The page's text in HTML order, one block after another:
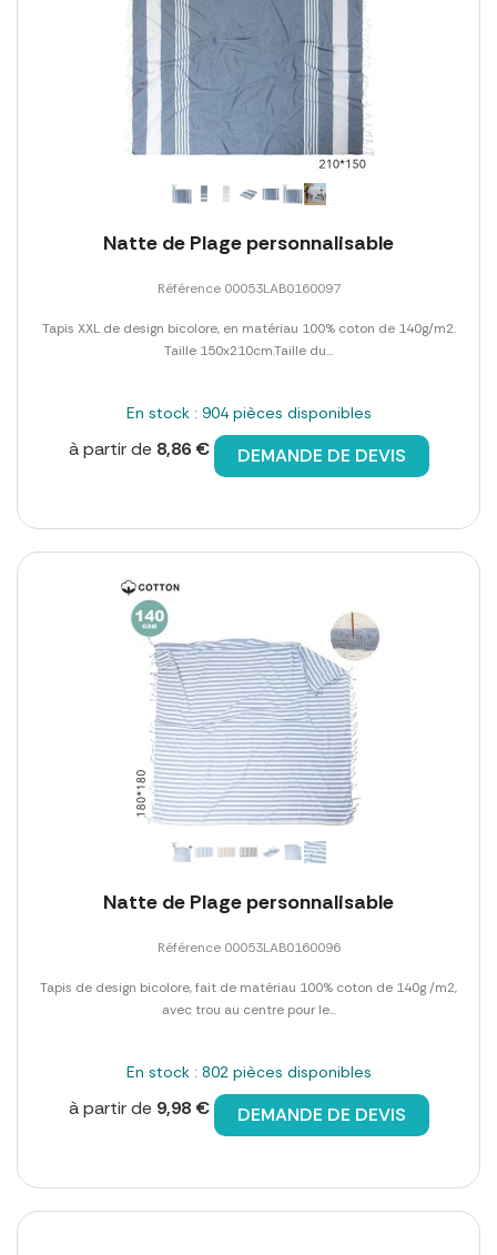
Natte de Plage personnalisable
Référence 00053LAB0160097
Tapis XXL de design bicolore, en matériau 100% coton de 140g/m2.
Taille 150x210cm.Taille du...
En stock : 904 pièces disponibles
à partir de 8,86 € DEMANDE DE DEVIS
Natte de Plage personnalisable
Référence 00053LAB0160096
Tapis de design bicolore, fait de matériau 100% coton de 140g /m2,
avec trou au centre pour le...
En stock : 802 pièces disponibles
à partir de 9,98 € DEMANDE DE DEVIS